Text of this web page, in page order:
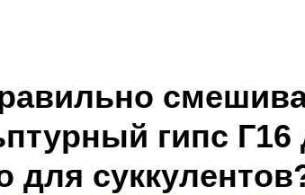
гипс Г16
для